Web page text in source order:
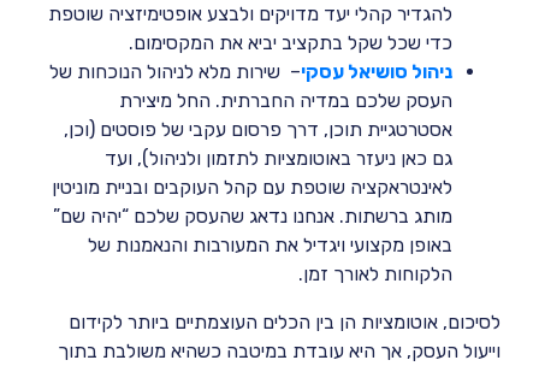
להגדיר קהלי יעד מדויקים ולבצע אופטימיזציה שוטפת
כדי שכל שקל בתקציב יביא את המקסימום.
ניהול סושיאל עסקי– שירות מלא לניהול הנוכחות של
העסק שלכם במדיה החברתית. החל מיצירת
אסטרטגיית תוכן, דרך פרסום עקבי של פוסטים (וכן,
גם כאן ניעזר באוטומציות לתזמון ולניהול), ועד
לאינטראקציה שוטפת עם קהל העוקבים ובניית מוניטין
מותג ברשתות. אנחנו נדאג שהעסק שלכם “יהיה שם”
באופן מקצועי ויגדיל את המעורבות והנאמנות של
הלקוחות לאורך זמן.
לסיכום, אוטומציות הן בין הכלים העוצמתיים ביותר לקידום
וייעול העסק, אך היא עובדת במיטבה כשהיא משולבת בתוך